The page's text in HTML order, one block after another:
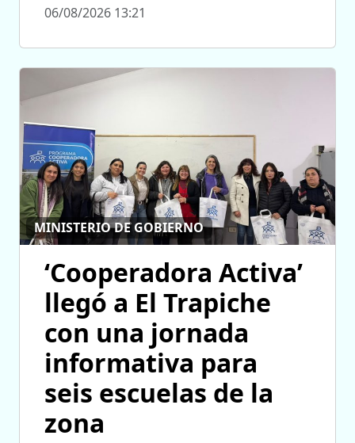
06/08/2026 13:21
MINISTERIO DE GOBIERNO
‘Cooperadora Activa’
llegó a El Trapiche
con una jornada
informativa para
seis escuelas de la
zona